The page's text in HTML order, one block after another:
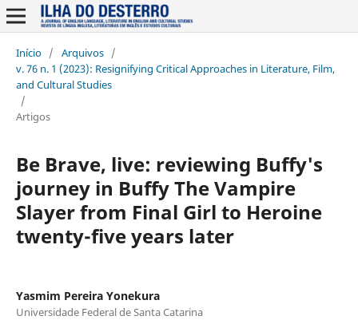
Início / Arquivos /
v. 76 n. 1 (2023): Resignifying Critical Approaches in Literature, Film,
and Cultural Studies
/
Artigos
Be Brave, live: reviewing Buffy's
journey in Buffy The Vampire
Slayer from Final Girl to Heroine
twenty-five years later
Yasmim Pereira Yonekura
Universidade Federal de Santa Catarina